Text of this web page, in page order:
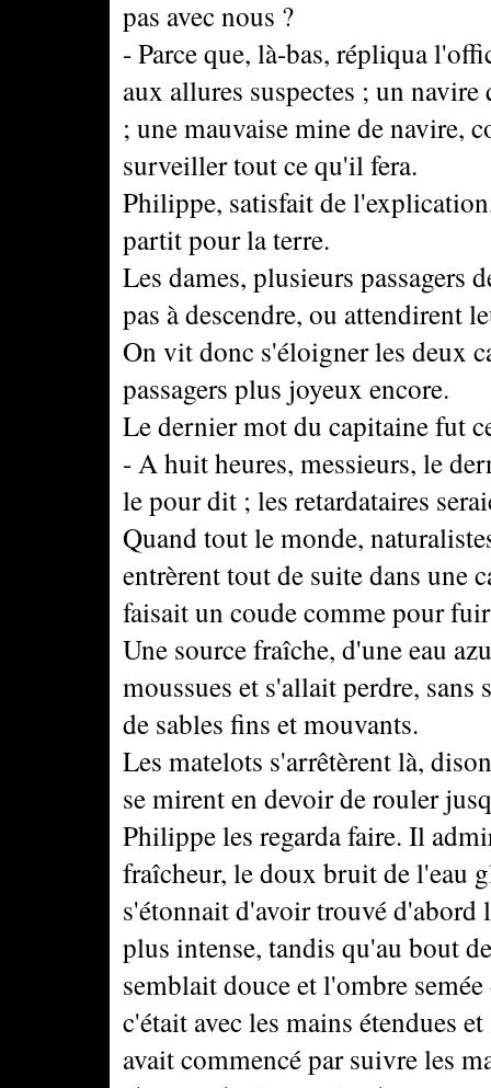
pas avec nous ?
- Parce que, là-bas, répliqua
aux allures suspectes ; un
; une mauvaise mine de navire,
surveiller tout ce qu'il fera.
Philippe, satisfait de
partit pour la terre.
Les dames, plusieurs passagers
pas à descendre, ou attendirent
On vit donc s'éloigner les deux
passagers plus joyeux encore.
Le dernier mot du capitaine fut
- A huit heures, messieurs, le
le pour dit ; les retardataires
Quand tout le monde,
entrèrent tout de suite dans une
faisait un coude comme pour
Une source fraîche, d'une eau
moussues et s'allait perdre,
de sables fins et mouvants.
Les matelots s'arrêtèrent là,
se mirent en devoir de rouler
Philippe les regarda faire. Il
fraîcheur, le doux bruit de l'eau
s'étonnait d'avoir trouvé d'abord
plus intense, tandis qu'au bout
semblait douce et l'ombre
c'était avec les mains étendues
avait commencé par suivre les